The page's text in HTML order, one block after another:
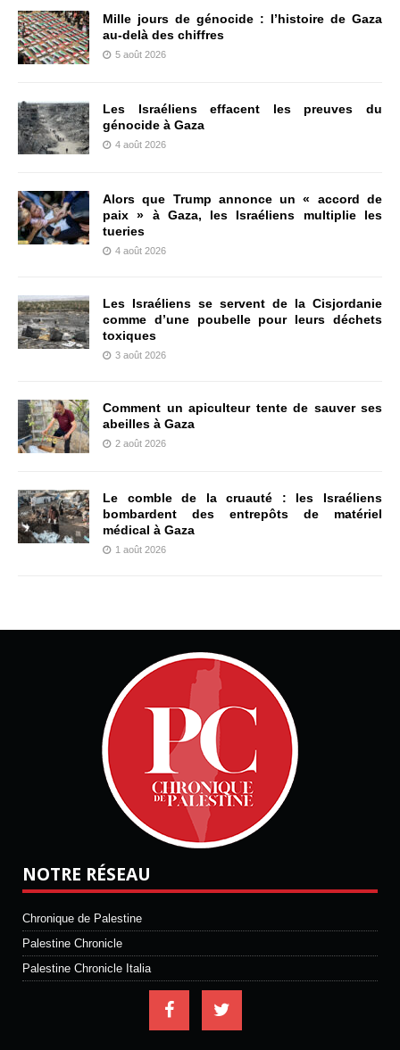
Mille jours de génocide : l’histoire de Gaza
au-delà des chiffres
5 août 2026
Les Israéliens effacent les preuves du
génocide à Gaza
4 août 2026
Alors que Trump annonce un « accord de
paix » à Gaza, les Israéliens multiplie les
tueries
4 août 2026
Les Israéliens se servent de la Cisjordanie
comme d’une poubelle pour leurs déchets
toxiques
3 août 2026
Comment un apiculteur tente de sauver ses
abeilles à Gaza
2 août 2026
Le comble de la cruauté : les Israéliens
bombardent des entrepôts de matériel
médical à Gaza
1 août 2026
NOTRE RÉSEAU
Chronique de Palestine
Palestine Chronicle
Palestine Chronicle Italia